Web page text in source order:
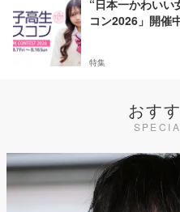
“日本一かわいい
コン2026」開催
特集
おす